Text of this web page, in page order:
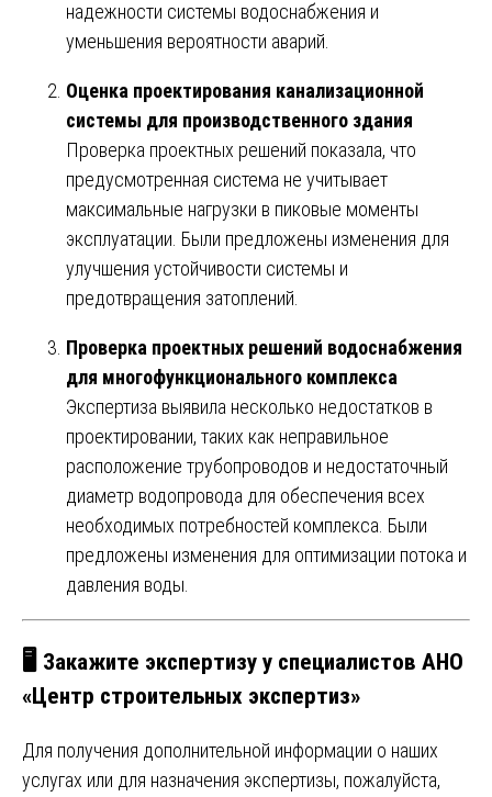
надежности системы водоснабжения и
уменьшения вероятности аварий.
Оценка проектирования канализационной
системы для производственного здания
Проверка проектных решений показала, что
предусмотренная система не учитывает
максимальные нагрузки в пиковые моменты
эксплуатации. Были предложены изменения для
улучшения устойчивости системы и
предотвращения затоплений.
Проверка проектных решений водоснабжения
для многофункционального комплекса
Экспертиза выявила несколько недостатков в
проектировании, таких как неправильное
расположение трубопроводов и недостаточный
диаметр водопровода для обеспечения всех
необходимых потребностей комплекса. Были
предложены изменения для оптимизации потока и
давления воды.
🖥 Закажите экспертизу у специалистов АНО
«Центр строительных экспертиз»
Для получения дополнительной информации о наших
услугах или для назначения экспертизы, пожалуйста,